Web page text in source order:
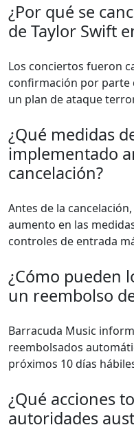
¿Por qué se
de Taylor Swift
Los conciertos fueron
confirmación por parte
un plan de ataque
¿Qué medidas
implementado
cancelación?
Antes de la
aumento en las
controles de entrada
¿Cómo pueden
un reembolso
Barracuda Music
reembolsados
próximos 10 días
¿Qué acciones
autoridades